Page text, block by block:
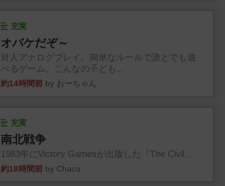
充実
オバケだぞ～
対人アナログプレイ。簡単なルールで誰とでも遊
べるゲーム。こんなの子ども...
約14時間前 by おーちゃん
充実
南北戦争
1983年にVictory Gamesが出版した『The Civil ...
約18時間前 by Chaco